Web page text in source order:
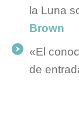
la Luna
Brown
«El
de